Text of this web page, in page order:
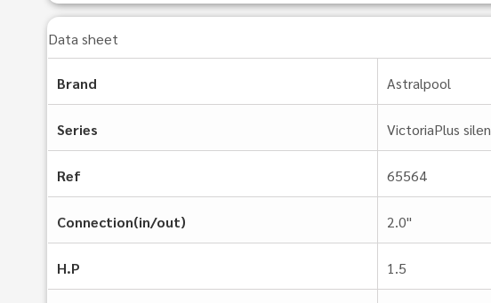
Data sheet
Brand Astralpool
Series VictoriaPlus
Ref 65564
Connection(in/out) 2.0"
H.P 1.5